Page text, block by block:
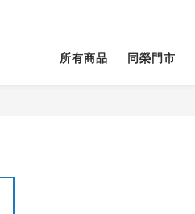
所有商品 同榮門市